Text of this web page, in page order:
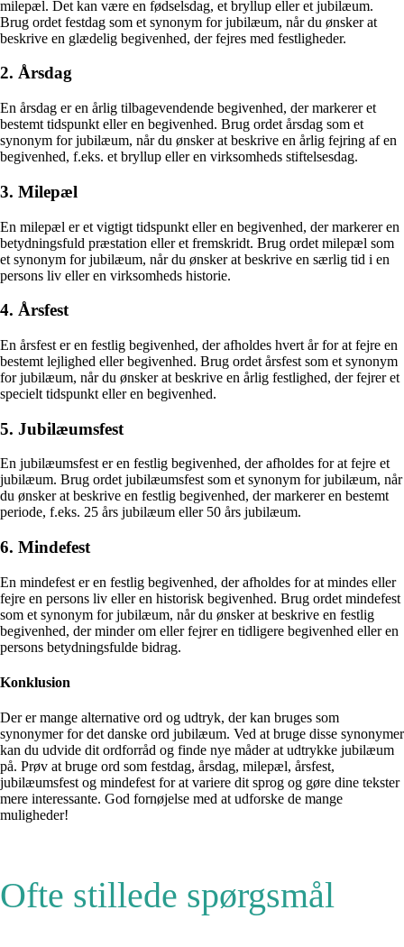
milepæl. Det kan være en fødselsdag, et bryllup eller et jubilæum.
Brug ordet festdag som et synonym for jubilæum, når du ønsker at
beskrive en glædelig begivenhed, der fejres med festligheder.
2. Årsdag
En årsdag er en årlig tilbagevendende begivenhed, der markerer et
bestemt tidspunkt eller en begivenhed. Brug ordet årsdag som et
synonym for jubilæum, når du ønsker at beskrive en årlig fejring af en
begivenhed, f.eks. et bryllup eller en virksomheds stiftelsesdag.
3. Milepæl
En milepæl er et vigtigt tidspunkt eller en begivenhed, der markerer en
betydningsfuld præstation eller et fremskridt. Brug ordet milepæl som
et synonym for jubilæum, når du ønsker at beskrive en særlig tid i en
persons liv eller en virksomheds historie.
4. Årsfest
En årsfest er en festlig begivenhed, der afholdes hvert år for at fejre en
bestemt lejlighed eller begivenhed. Brug ordet årsfest som et synonym
for jubilæum, når du ønsker at beskrive en årlig festlighed, der fejrer et
specielt tidspunkt eller en begivenhed.
5. Jubilæumsfest
En jubilæumsfest er en festlig begivenhed, der afholdes for at fejre et
jubilæum. Brug ordet jubilæumsfest som et synonym for jubilæum, når
du ønsker at beskrive en festlig begivenhed, der markerer en bestemt
periode, f.eks. 25 års jubilæum eller 50 års jubilæum.
6. Mindefest
En mindefest er en festlig begivenhed, der afholdes for at mindes eller
fejre en persons liv eller en historisk begivenhed. Brug ordet mindefest
som et synonym for jubilæum, når du ønsker at beskrive en festlig
begivenhed, der minder om eller fejrer en tidligere begivenhed eller en
persons betydningsfulde bidrag.
Konklusion
Der er mange alternative ord og udtryk, der kan bruges som
synonymer for det danske ord jubilæum. Ved at bruge disse synonymer
kan du udvide dit ordforråd og finde nye måder at udtrykke jubilæum
på. Prøv at bruge ord som festdag, årsdag, milepæl, årsfest,
jubilæumsfest og mindefest for at variere dit sprog og gøre dine tekster
mere interessante. God fornøjelse med at udforske de mange
muligheder!
Ofte stillede spørgsmål